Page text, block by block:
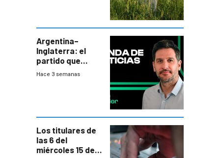
departamental
Argentina–
Inglaterra: el
partido que
nunca termina
Hace 3 semanas
Los titulares de
las 6 del
miércoles 15 de